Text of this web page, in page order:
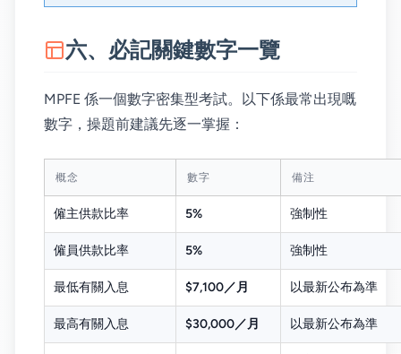
六、必記關鍵數字一覽
MPFE 係一個數字密集型考試。以下係最常出現嘅
數字，操題前建議先逐一掌握：
概念 數字 備注
僱主供款比率 5% 強制性
僱員供款比率 5% 強制性
最低有關入息 $7,100／月 以最新公布為準
最高有關入息 $30,000／月 以最新公布為準